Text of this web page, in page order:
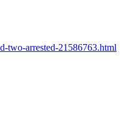
two-arrested-21586763.html